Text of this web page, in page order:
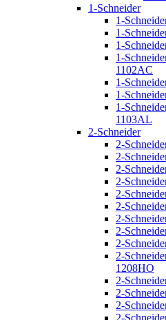
1-Schneider
1-
1-
1-
1-
1102AC
1-
1-
1-
1103AL
2-Schneider
2-
2-
2-
2-
2-
2-
2-
2-
2-
2-
1208HO
2-
2-
2-
2-